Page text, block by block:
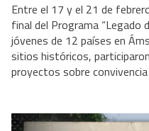
Entre el 17 y el 21 de
final del Programa “Legado
jóvenes de 12 países en
sitios históricos,
proyectos sobre